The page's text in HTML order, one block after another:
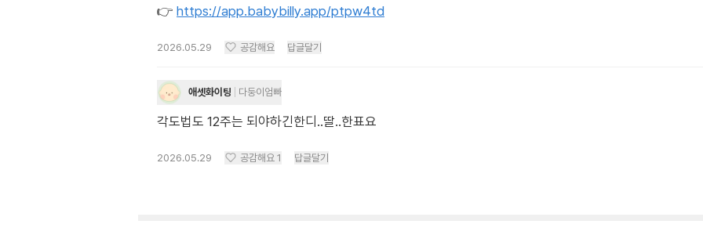
👉 https://app.babybilly.app/ptpw4td
2026.05.29 공감해요 답글달기
애셋화이팅 다둥이엄빠
각도법도 12주는 되야하긴한디..딸..한표요
2026.05.29 공감해요 1 답글달기